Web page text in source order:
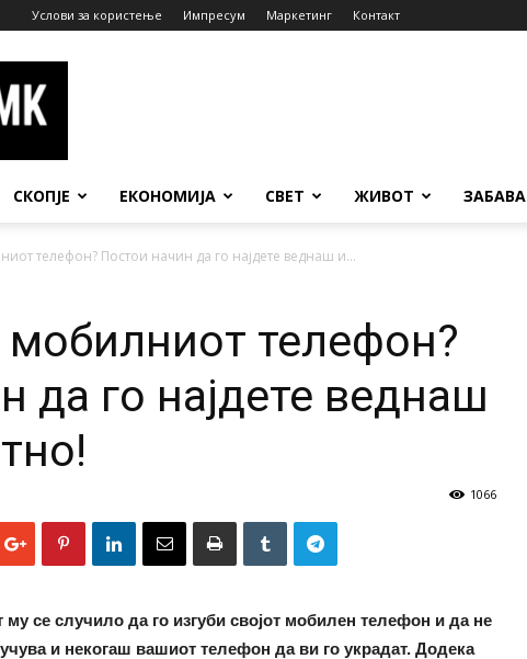
Услови за користење Импресум Маркетинг Контакт
СКОПЈЕ ЕКОНОМИЈА СВЕТ ЖИВОТ ЗАБАВА
телефон? Постои начин да го најдете веднаш и...
мобилниот телефон?
да го најдете веднаш
1066
се случило да го изгуби својот мобилен телефон и да не
и некогаш вашиот телефон да ви го украдат. Додека